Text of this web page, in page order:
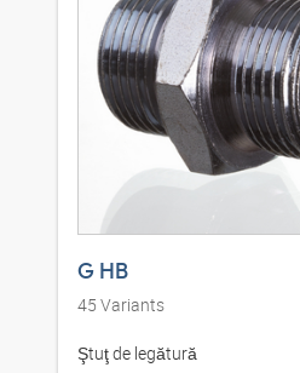
G HB
45 Variants
Ştuţ de legătură